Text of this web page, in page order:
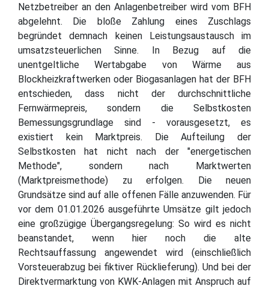
Netzbetreiber an den Anlagenbetreiber wird vom BFH
abgelehnt. Die bloße Zahlung eines Zuschlags
begründet demnach keinen Leistungsaustausch im
umsatzsteuerlichen Sinne. In Bezug auf die
unentgeltliche Wertabgabe von Wärme aus
Blockheizkraftwerken oder Biogasanlagen hat der BFH
entschieden, dass nicht der durchschnittliche
Fernwärmepreis, sondern die Selbstkosten
Bemessungsgrundlage sind - vorausgesetzt, es
existiert kein Marktpreis. Die Aufteilung der
Selbstkosten hat nicht nach der "energetischen
Methode", sondern nach Marktwerten
(Marktpreismethode) zu erfolgen. Die neuen
Grundsätze sind auf alle offenen Fälle anzuwenden. Für
vor dem 01.01.2026 ausgeführte Umsätze gilt jedoch
eine großzügige Übergangsregelung: So wird es nicht
beanstandet, wenn hier noch die alte
Rechtsauffassung angewendet wird (einschließlich
Vorsteuerabzug bei fiktiver Rücklieferung). Und bei der
Direktvermarktung von KWK-Anlagen mit Anspruch auf